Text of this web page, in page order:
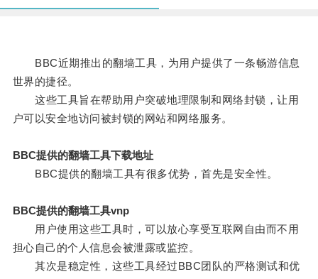
BBC近期推出的翻墙工具，为用户提供了一条畅游信息
世界的捷径。
这些工具旨在帮助用户突破地理限制和网络封锁，让用
户可以安全地访问被封锁的网站和网络服务。
BBC提供的翻墙工具下载地址
BBC提供的翻墙工具有很多优势，首先是安全性。
BBC提供的翻墙工具vnp
用户使用这些工具时，可以放心享受互联网自由而不用
担心自己的个人信息会被泄露或监控。
其次是稳定性，这些工具经过BBC团队的严格测试和优